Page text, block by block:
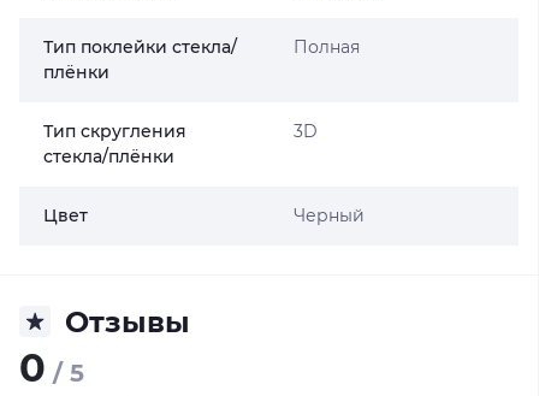
Тип поклейки стекла/
плёнки
Полная
Тип скругления
стекла/плёнки
3D
Цвет Черный
Отзывы
0 / 5